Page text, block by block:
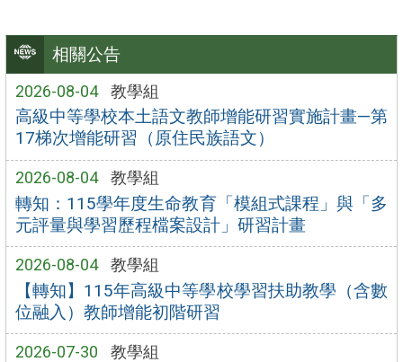
相關公告
2026-08-04 教學組
高級中等學校本土語文教師增能研習實施計畫—第
17梯次增能研習（原住民族語文）
2026-08-04 教學組
轉知：115學年度生命教育「模組式課程」與「多
元評量與學習歷程檔案設計」研習計畫
2026-08-04 教學組
【轉知】115年高級中等學校學習扶助教學（含數
位融入）教師增能初階研習
2026-07-30 教學組